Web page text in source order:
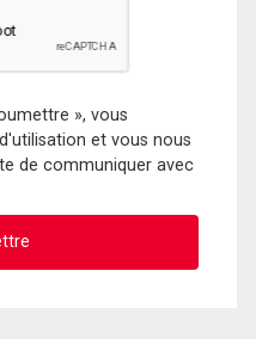
», vous
et vous nous
de communiquer avec